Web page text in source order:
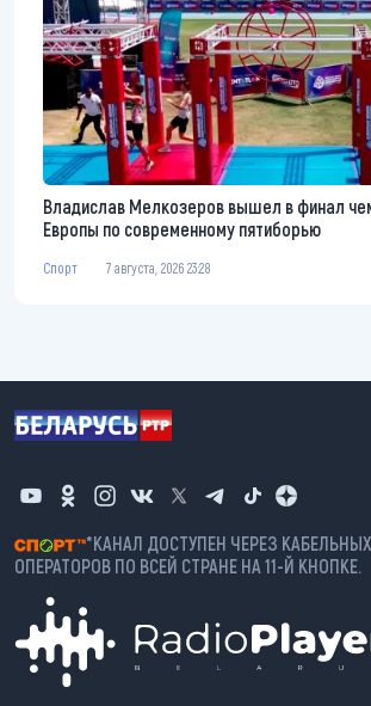
Владислав Мелкозеров вышел в финал
Европы по современному пятиборью
Спорт 7 августа, 2026 23:28
*КАНАЛ ДОСТУПЕН ЧЕРЕЗ КАБЕЛЬНЫХ
ОПЕРАТОРОВ ПО ВСЕЙ СТРАНЕ НА 11-Й КНОПКЕ.